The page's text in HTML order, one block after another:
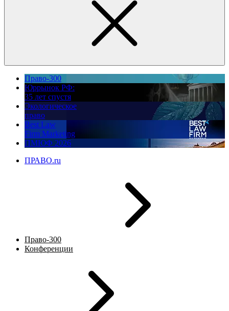
Право-300
Юррынок РФ:
35 лет спустя
Экологическое
право
Best Law
Firm Marketing
ПМЮФ 2026
ПРАВО.ru
Право-300
Конференции